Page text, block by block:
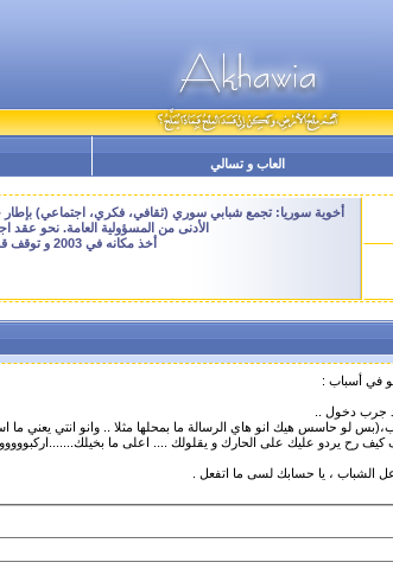
العاب و تسالي
أخوية سوريا: تجمع شبابي سوري (ثقافي، فكري، اجتماعي) بإطار
الأدنى من المسؤولية العامة. نحو
أخذ مكانه في 2003 و توقف قسراً نهاية 2009 - النسخة الحالية هنا هي ارشيفية للتصفح فقط
في أسباب :
جرب دخول ..
لو حاسس هيك انو هاي الرسالة ما بمحلها مثلا .. وانو انتي يعني ما
كيف رح يردو عليك على الحارك و يقلولك .... اعلى ما
الشباب ، يا حسابك لسى ما اتفعل .